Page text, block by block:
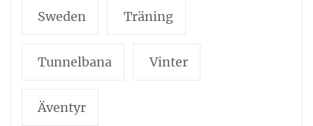
Sweden Träning
Tunnelbana Vinter
Äventyr